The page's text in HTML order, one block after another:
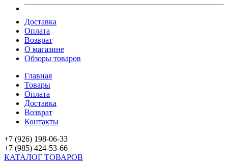
Доставка
Оплата
Возврат
О магазине
Обзоры товаров
Главная
Товары
Оплата
Доставка
Возврат
Контакты
+7 (926) 198-06-33
+7 (985) 424-53-66
КАТАЛОГ ТОВАРОВ